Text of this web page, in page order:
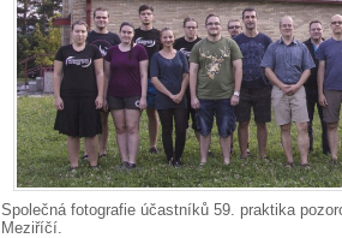
Společná fotografie účastníků 59. praktika
Meziříčí.